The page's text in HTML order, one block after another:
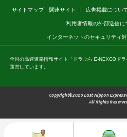
サイトマップ 関連サイト 広告掲載につい
利用者情報の外部送信に
インターネットのセキュリティ
全国の高速道路情報サイト 「ドラぷら E-NEXCOドラ
運営しています。
Copyright©2020 East Nippon
All Rights